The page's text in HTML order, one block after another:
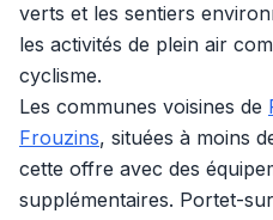
verts et les sentiers
les activités de plein air
cyclisme.
Les communes voisines de
Frouzins, situées à moins
cette offre avec des
supplémentaires. Portet-